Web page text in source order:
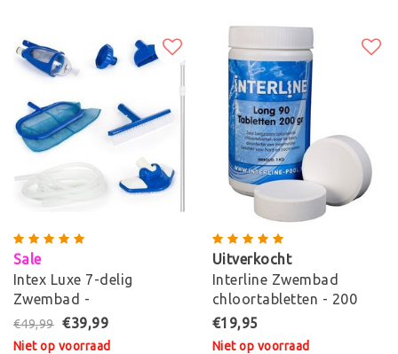
Sale
Intex Luxe 7-delig
Zwembad -
Onderhoudsset
€49,99 €39,99
Niet op voorraad
Uitverkocht
Interline Zwembad
chloortabletten - 200
grams
€19,95
Niet op voorraad